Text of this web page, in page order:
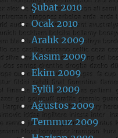
Şubat 2010
Ocak 2010
Aralık 2009
Kasım 2009
Ekim 2009
Eylül 2009
Ağustos 2009
Temmuz 2009